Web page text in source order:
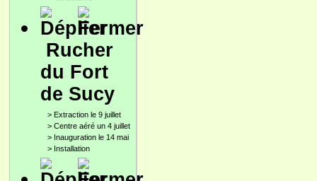
Rucher
du Fort
de Sucy
> Extraction le 9 juillet
> Centre aéré un 4 juillet
> Inauguration le 14 mai
> Installation